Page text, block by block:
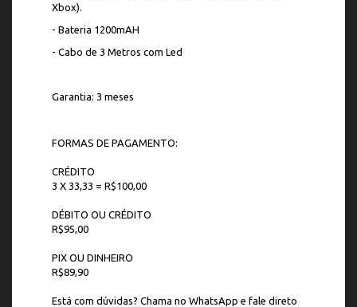
Xbox).
- Bateria 1200mAH
- Cabo de 3 Metros com Led
Garantia: 3 meses
FORMAS DE PAGAMENTO:
CRÉDITO
3 X 33,33 = R$100,00
DÉBITO OU CRÉDITO
R$95,00
PIX OU DINHEIRO
R$89,90
Está com dúvidas? Chama no WhatsApp e fale direto